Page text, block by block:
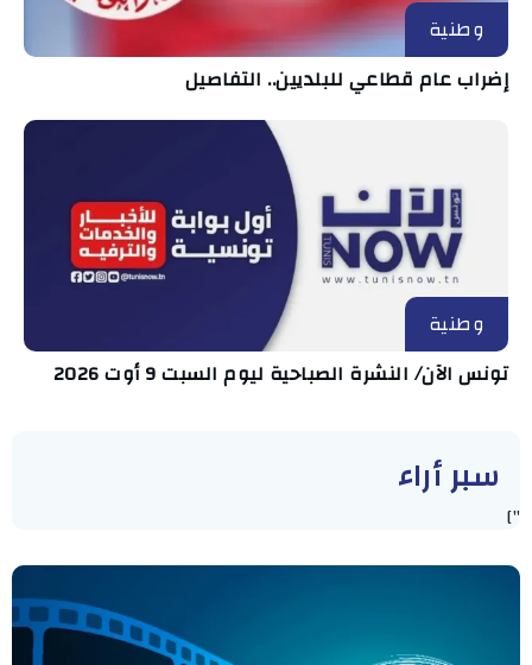
وطنية
إضراب عام قطاعي للبلديين.. التفاصيل
وطنية
تونس الآن/ النشرة الصباحية ليوم السبت 9 أوت 2026
سبر أراء
"]